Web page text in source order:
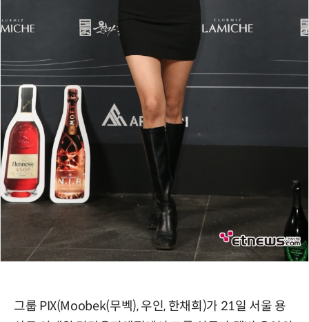
그룹 PIX(Moobek(무벡), 우인, 한채희)가 21일 서울 용